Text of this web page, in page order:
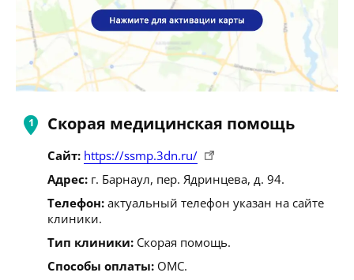
Скорая медицинская помощь
Сайт: https://ssmp.3dn.ru/
Адрес: г. Барнаул, пер. Ядринцева, д. 94.
Телефон: актуальный телефон указан на сайте
клиники.
Тип клиники: Скорая помощь.
Способы оплаты: ОМС.